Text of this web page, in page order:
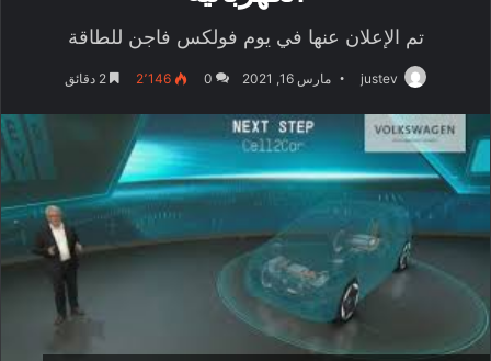
تم الإعلان عنها في يوم فولكس فاجن للطاقة
justev مارس 16, 2021 0 2٬146